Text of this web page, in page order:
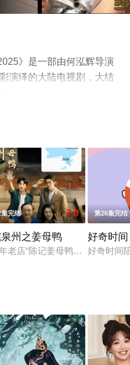
》是一部由何泓辉导演
演绎的大陆电视剧，大结
手机免费观看高清无删减
等平台了解。
里,谈芯,王光辉,闫军,周小鹏,
集完结 7.0
州之姜母鸭
老店“陈记姜母鸭”的沉浮为
第26集完结
好奇时
好奇时间